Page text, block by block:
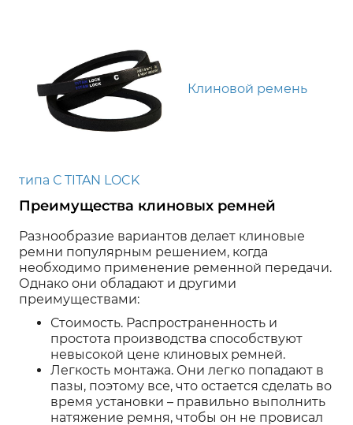
Клиновой ремень
типа С TITAN LOCK
Преимущества клиновых ремней
Разнообразие вариантов делает клиновые
ремни популярным решением, когда
необходимо применение ременной передачи.
Однако они обладают и другими
преимуществами:
Стоимость. Распространенность и
простота производства способствуют
невысокой цене клиновых ремней.
Легкость монтажа. Они легко попадают в
пазы, поэтому все, что остается сделать во
время установки – правильно выполнить
натяжение ремня, чтобы он не провисал